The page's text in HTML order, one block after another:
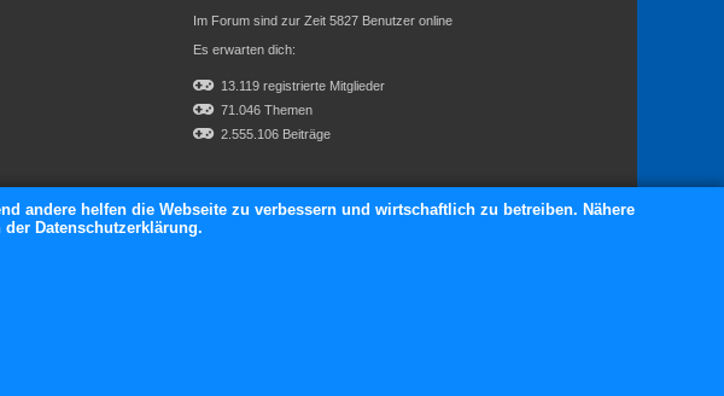
Im Forum sind zur Zeit 5827 Benutzer online
Es erwarten dich:
13.119 registrierte Mitglieder
71.046 Themen
2.555.106 Beiträge
andere helfen die Webseite zu verbessern und wirtschaftlich zu betreiben. Nähere
Datenschutzerklärung.